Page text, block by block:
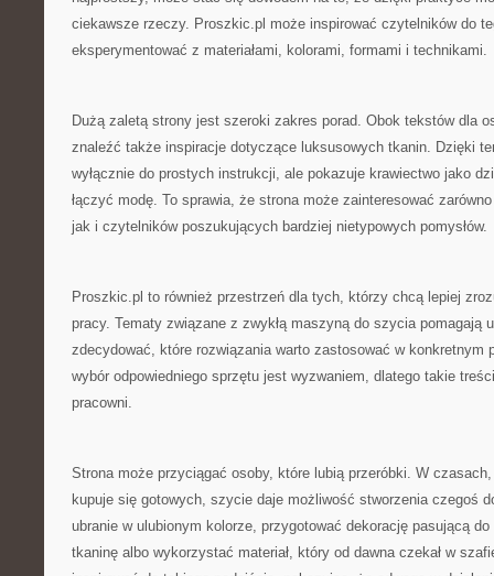
ciekawsze rzeczy. Proszkic.pl może inspirować czytelników do
eksperymentować z materiałami, kolorami, formami i technikami.
Dużą zaletą strony jest szeroki zakres porad. Obok tekstów dla
znaleźć także inspiracje dotyczące luksusowych tkanin. Dzięki
wyłącznie do prostych instrukcji, ale pokazuje krawiectwo jako
łączyć modę. To sprawia, że strona może zainteresować
jak i czytelników poszukujących bardziej nietypowych pomysłów.
Proszkic.pl to również przestrzeń dla tych, którzy chcą lepiej
pracy. Tematy związane z zwykłą maszyną do szycia pomagają
zdecydować, które rozwiązania warto zastosować w konkretnym
wybór odpowiedniego sprzętu jest wyzwaniem, dlatego takie
pracowni.
Strona może przyciągać osoby, które lubią przeróbki. W
kupuje się gotowych, szycie daje możliwość stworzenia czegoś
ubranie w ulubionym kolorze, przygotować dekorację pasującą
tkaninę albo wykorzystać materiał, który od dawna czekał w